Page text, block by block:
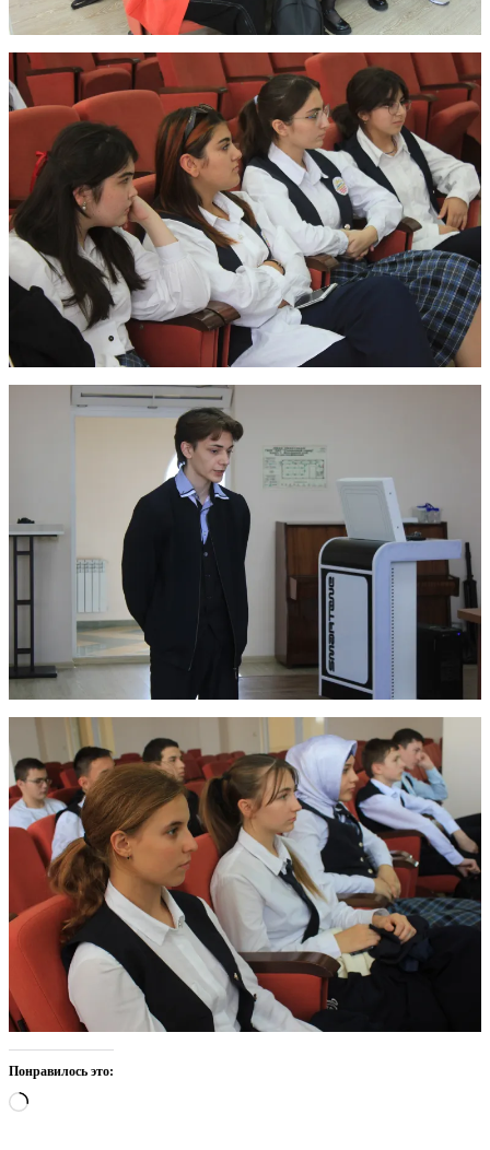
Понравилось это:
Загрузка…